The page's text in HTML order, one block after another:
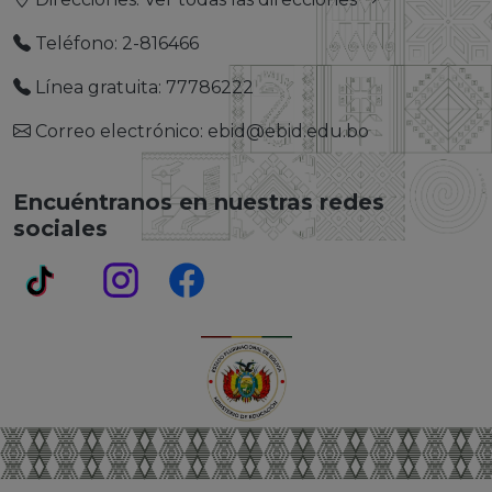
Teléfono: 2-816466
Línea gratuita: 77786222
Correo electrónico: ebid@ebid.edu.bo
Encuéntranos en nuestras redes
sociales